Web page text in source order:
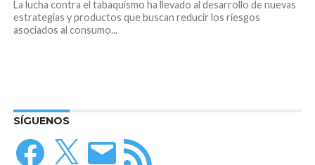
La lucha contra el tabaquismo ha llevado al desarrollo de nuevas
estrategias y productos que buscan reducir los riesgos
asociados al consumo...
SÍGUENOS
Facebook
X
Correo
electrónico
Feed
RSS